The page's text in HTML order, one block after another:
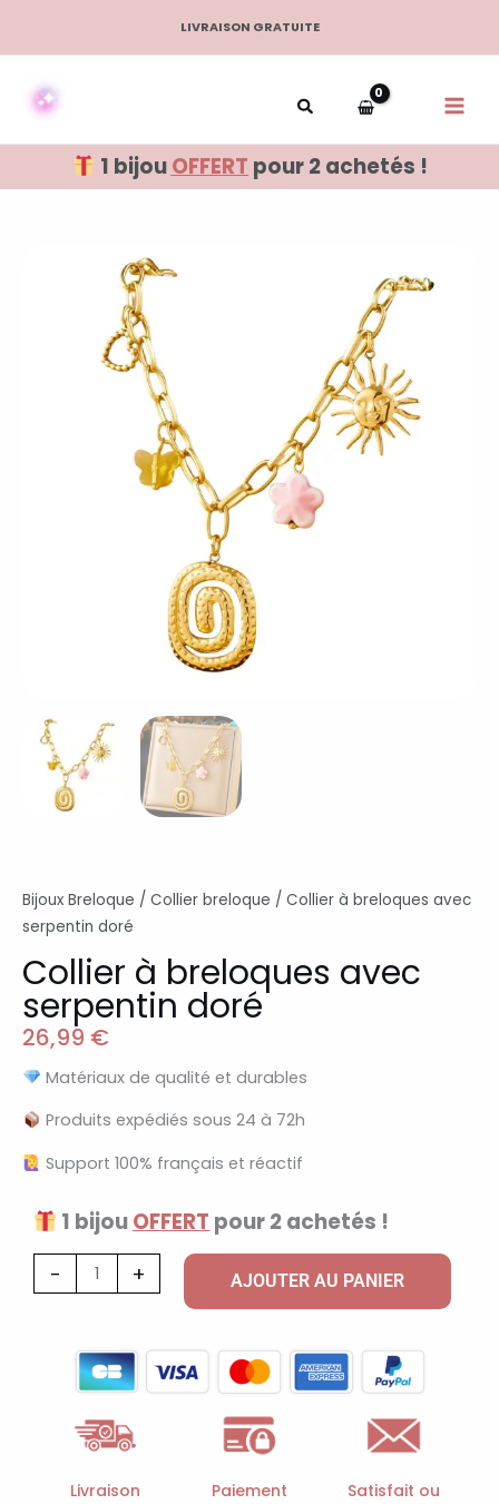
LIVRAISON GRATUITE
1 bijouOFFERT pour 2 achetés !
Bijoux Breloque / Collier breloque / Collier à breloques avec
serpentin doré
Collier à breloques avec
serpentin doré
26,99 €
Matériaux de qualité et durables
Produits expédiés sous 24 à 72h
Support 100% français et réactif
1 bijouOFFERT pour 2 achetés !
-
quantité
de
breloques
serpentin
+ AJOUTER AU PANIER
Livraison
Paiement
Satisfait ou